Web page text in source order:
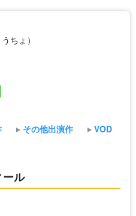
ちょ）
その他出演作 VOD
ール